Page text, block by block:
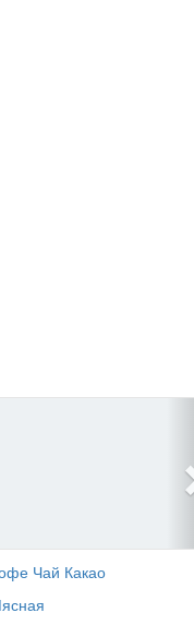
Чай Какао